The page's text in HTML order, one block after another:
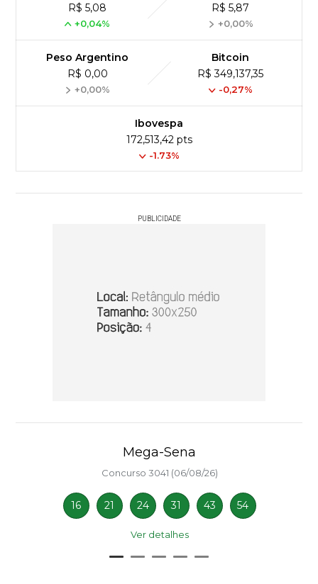
R$ 5,08
+0,04%
R$ 5,87
+0,00%
Peso Argentino
R$ 0,00
+0,00%
Bitcoin
R$ 349,137,35
-0,27%
Ibovespa
172,513,42 pts
-1.73%
PUBLICIDADE
Mega-Sena
Concurso 3041 (06/08/26)
16 21 24 31 43 54
Ver detalhes